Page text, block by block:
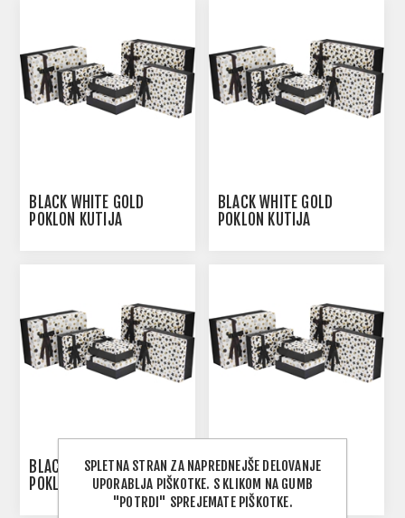
BLACK WHITE GOLD
POKLON KUTIJA
BLACK WHITE GOLD
POKLON KUTIJA
BLACK WHITE GOLD
POKLON KUTIJA
230X315X125 MM
BLACK WHITE GOLD
POKLON KUTIJA
270X360X140 MM
SPLETNA STRAN ZA NAPREDNEJŠE DELOVANJE
UPORABLJA PIŠKOTKE. S KLIKOM NA GUMB
"POTRDI" SPREJEMATE PIŠKOTKE.